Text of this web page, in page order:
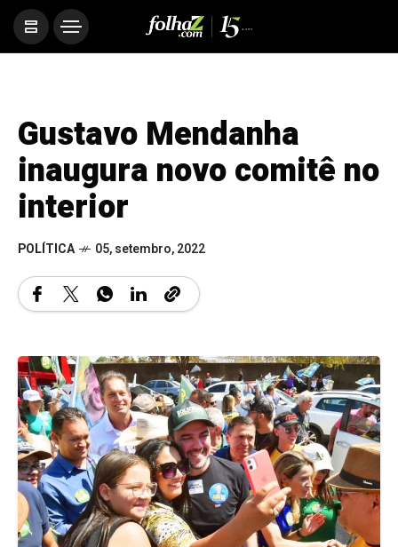
Gustavo Mendanha
inaugura novo comitê no
interior
POLÍTICA 05, setembro, 2022